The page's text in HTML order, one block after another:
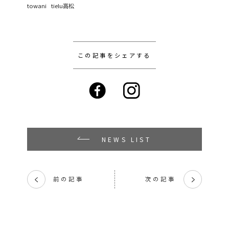
towani tielu高松
この記事をシェアする
NEWS LIST
く 前の記事 次の記事 く